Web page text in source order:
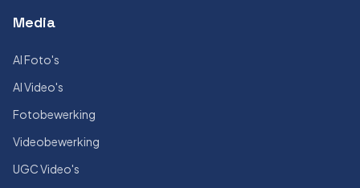
Media
AI Foto's
AI Video's
Fotobewerking
Videobewerking
UGC Video's